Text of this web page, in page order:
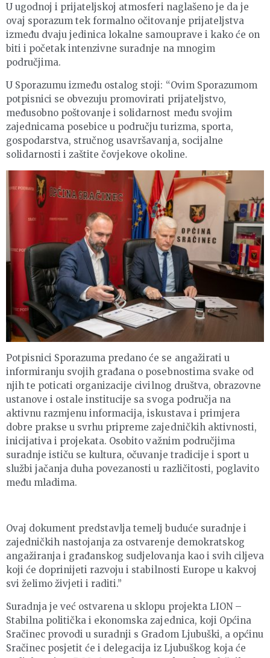
U ugodnoj i prijateljskoj atmosferi naglašeno je da je
ovaj sporazum tek formalno očitovanje prijateljstva
između dvaju jedinica lokalne samouprave i kako će on
biti i početak intenzivne suradnje na mnogim
područjima.
U Sporazumu između ostalog stoji: “Ovim Sporazumom
potpisnici se obvezuju promovirati prijateljstvo,
međusobno poštovanje i solidarnost među svojim
zajednicama posebice u području turizma, sporta,
gospodarstva, stručnog usavršavanja, socijalne
solidarnosti i zaštite čovjekove okoline.
Potpisnici Sporazuma predano će se angažirati u
informiranju svojih građana o posebnostima svake od
njih te poticati organizacije civilnog društva, obrazovne
ustanove i ostale institucije sa svoga područja na
aktivnu razmjenu informacija, iskustava i primjera
dobre prakse u svrhu pripreme zajedničkih aktivnosti,
inicijativa i projekata. Osobito važnim područjima
suradnje ističu se kultura, očuvanje tradicije i sport u
službi jačanja duha povezanosti u različitosti, poglavito
među mladima.
Ovaj dokument predstavlja temelj buduće suradnje i
zajedničkih nastojanja za ostvarenje demokratskog
angažiranja i građanskog sudjelovanja kao i svih ciljeva
koji će doprinijeti razvoju i stabilnosti Europe u kakvoj
svi želimo živjeti i raditi.”
Suradnja je već ostvarena u sklopu projekta LION –
Stabilna politička i ekonomska zajednica, koji Općina
Sračinec provodi u suradnji s Gradom Ljubuški, a općinu
Sračinec posjetit će i delegacija iz Ljubuškog koja će